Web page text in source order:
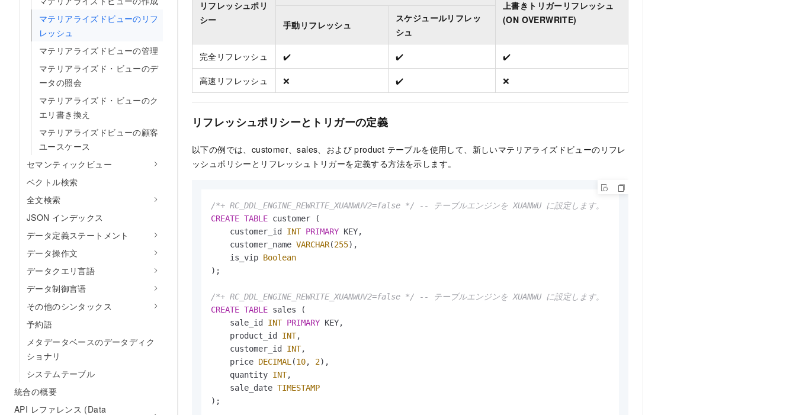
マテリアライズドビューのリフ
レッシュ
マテリアライズドビューの管理
マテリアライズド・ビューのデ
ータの照会
マテリアライズド・ビューのク
エリ書き換え
マテリアライズドビューの顧客
ユースケース
セマンティックビュー
ベクトル検索
全文検索
JSON インデックス
データ定義ステートメント
データ操作文
データクエリ言語
データ制御言语
その他のシンタックス
予約語
メタデータベースのデータディク
ショナリ
システムテーブル
統合の概要
API レファレンス (Data
リフレッシュポリ
シー
上書きトリガーリフレッシュ
(ON OVERWRITE)
手動リフレッシュ
スケジュールリフレッ
シュ
完全リフレッシュ ✔️ ✔️ ✔️
高速リフレッシュ ❌ ✔️ ❌
リフレッシュポリシーとトリガーの定義
以下の例では、customer、sales、および product テーブルを使用して、新しいマテリアライズドビューのリフレ
ッシュポリシーとリフレッシュトリガーを定義する方法を示します。
/*+ RC_DDL_ENGINE_REWRITE_XUANWUV2=false */
-- テーブルエンジンを XUANWU に設定します。
CREATE TABLE customer (
    customer_id
INT PRIMARY KEY,
    customer_name
VARCHAR(255),
    is_vip
Boolean
);
/*+ RC_DDL_ENGINE_REWRITE_XUANWUV2=false */
-- テーブルエンジンを XUANWU に設定します。
CREATE TABLE sales (
    sale_id
INT PRIMARY KEY,
    product_id
INT,
    customer_id
INT,
    price
DECIMAL(10, 2),
    quantity
INT,
    sale_date
TIMESTAMP
);